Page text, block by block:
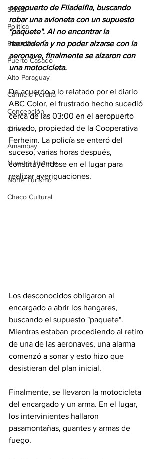
Salud
Política
Filadelfia
Puerto Casado
Alto Paraguay
Carmelo Peralta
Concepción
Chaco
Amambay
Nuestra Historia
Norte Turismo
Chaco Cultural
aeropuerto de Filadelfia, buscando
robar una avioneta con un supuesto
"paquete". Al no encontrar la
mercadería y no poder alzarse con la
aeronave, finalmente se alzaron con
una motocicleta.
De acuerdo a lo relatado por el diario
ABC Color, el frustrado hecho sucedió
cerca de las 03:00 en el aeropuerto
privado, propiedad de la Cooperativa
Ferheim. La policía se enteró del
suceso, varias horas después,
constituyéndose en el lugar para
realizar averiguaciones.
Los desconocidos obligaron al
encargado a abrir los hangares,
buscando el supuesto "paquete".
Mientras estaban procediendo al retiro
de una de las aeronaves, una alarma
comenzó a sonar y esto hizo que
desistieran del plan inicial.
Finalmente, se llevaron la motocicleta
del encargado y un arma. En el lugar,
los intervinientes hallaron
pasamontañas, guantes y armas de
fuego.